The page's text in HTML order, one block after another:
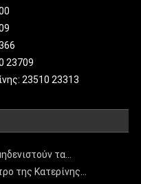
23709
23510 23313
τα…
της Κατερίνης…